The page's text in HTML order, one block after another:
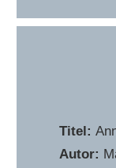
Titel:
Autor: